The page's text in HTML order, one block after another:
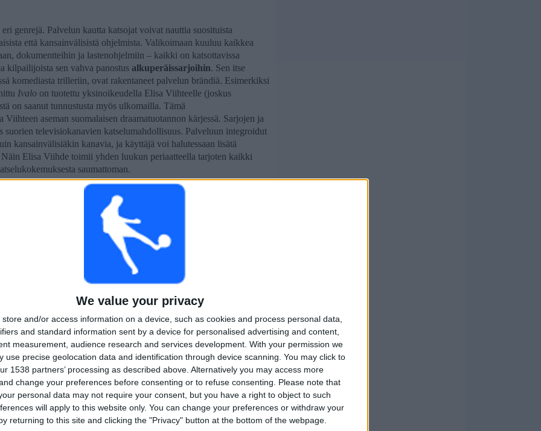
We value your privacy
store and/or access information on a device, such as cookies and process personal data,
and standard information sent by a device for personalised advertising and content,
measurement, audience research and services development. With your permission we
use precise geolocation data and identification through device scanning. You may click to
1538 partners’ processing as described above. Alternatively you may access more
change your preferences before consenting or to refuse consenting.
Please note that
personal data may not require your consent, but you have a right to object to such
will apply to this website only. You can change your preferences or withdraw your
returning to this site and clicking the "Privacy" button at the bottom of the webpage.
genrejä. Palvelun kautta katsojat voivat nauttia suosituista
että kansainvälisistä ohjelmista. Valikoimaan kuuluu kaikkea
dokumentteihin ja lastenohjelmiin – kaikki on katsottavissa
kilpailijoista sen vahva panostus alkuperäissarjoihin. Sen itse
komediasta trilleriin, ovat rakentaneet palvelun brändiä. Esimerkiksi
Ivaloon tuotettu yksinoikeudella Elisa Viihteelle (joskus
on saanut tunnustusta myös ulkomailla. Tämä
aseman suomalaisen draamatuotannon kärjessä. Sarjojen ja
televisiokanavien katselumahdollisuus. Palveluun integroidut
kansainvälisiäkin kanavia, ja käyttäjä voi halutessaan lisätä
Elisa Viihde toimii yhden luukun periaatteella tarjoten kaikki
saumattoman.
ja erityisesti jalkapallolähetykset
-kanavapaketin myötä (joka korvasi aiemman Fanseat-palvelun)
suorina lähetyksinä. Kanava keskittyy usein sellaisiin lajeihin ja
valtakunnallisilla kanavilla, mikä on ilahduttanut
(miesten jalkapallon toiseksi korkein
Elisa Viihteen kautta. Kansainvälisellä puolella Elisa Viihde
, tarjoten futisfaneille mahdollisuuden seurata
on huippukoripalloa Euroopasta, kuten EspanjanLiga ACB
urheilutarjontaa. Jalkapallon ystäville Elisa Viihde on erityisen
cup-kilpailuista ja liigapeleistä, jotka muuten olisivat vaikeasti
tietyt kansainväliset huippuottelut ja esimerkiksi maajoukkueiden pelit
että katsojien käytössä on Elisa Viihde-kanavan liveotteluopas,
jalkapallo-ottelut ja toimii kätevänä otteluoppaana. Laajan
urheilun seuraajien suosimaksi palveluksi Suomessa, täyttäen
perinteisessä tv-tarjonnassa on ollut niukasti.